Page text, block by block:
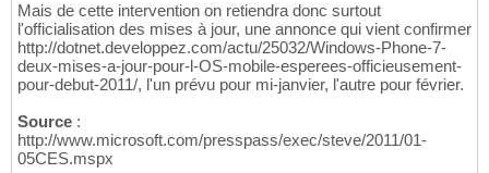
Mais de cette intervention on retiendra donc surtout
l'officialisation des mises à jour, une annonce qui vient confirmer
http://dotnet.developpez.com/actu/25032/Windows-Phone-7-
deux-mises-a-jour-pour-l-OS-mobile-esperees-officieusement-
pour-debut-2011/, l'un prévu pour mi-janvier, l'autre pour février.
Source :
http://www.microsoft.com/presspass/exec/steve/2011/01-
05CES.mspx